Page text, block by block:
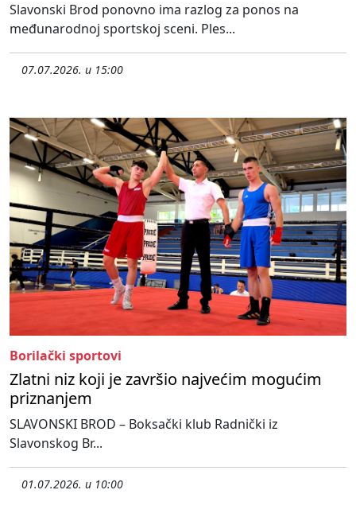
Slavonski Brod ponovno ima razlog za ponos na
međunarodnoj sportskoj sceni. Ples...
07.07.2026. u 15:00
Borilački sportovi
Zlatni niz koji je završio najvećim mogućim
priznanjem
SLAVONSKI BROD – Boksački klub Radnički iz
Slavonskog Br...
01.07.2026. u 10:00